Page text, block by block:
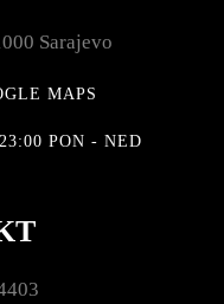
Sarajevo
MAPS
PON - NED